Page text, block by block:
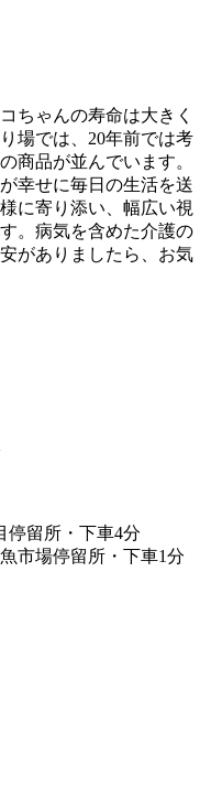
ちゃんの寿命は大きく
場では、20年前では考
商品が並んでいます。
幸せに毎日の生活を送
に寄り添い、幅広い視
。病気を含めた介護の
がありましたら、お気
留所・下車4分
市場停留所・下車1分